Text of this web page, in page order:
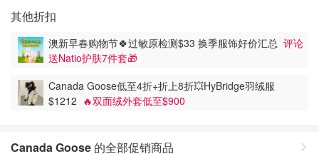
其他折扣
澳新早春购物节🍀过敏原检测$33 换季服饰好价汇总 评论
送Natio护肤7件套🎁
Canada Goose低至4折+折上8折💥HyBridge羽绒服
$1212 🔥双面绒外套低至$900
Canada Goose 的全部促销商品